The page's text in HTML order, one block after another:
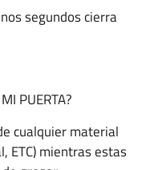
segundos cierra
PUERTA?
cualquier material
ETC) mientras estas